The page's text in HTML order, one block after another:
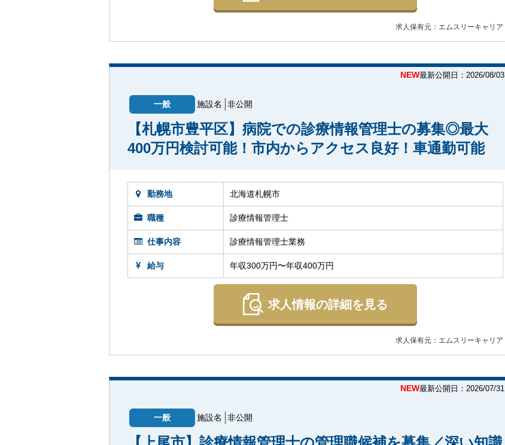
求人保有元：エムスリーキャリア
NEW最新公開日：2026/08/03
一般 施設名 非公開
【札幌市豊平区】病院での診療情報管理士の募集◎最大
400万円検討可能！市内からアクセス良好！車通勤可能
勤務地 北海道札幌市
職種 診療情報管理士
仕事内容 診療情報管理士業務
給与 年収300万円〜年収400万円
求人情報の詳細を見る
求人保有元：エムスリーキャリア
NEW最新公開日：2026/07/31
一般 施設名 非公開